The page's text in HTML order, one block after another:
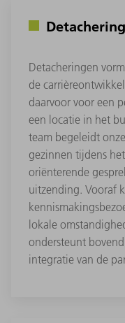
Detacheringen
de
daarvoor voor een
een locatie in het
team begeleidt
gezinnen tijdens
oriënterende
uitzending. Vooraf
lokale
ondersteunt
integratie van de